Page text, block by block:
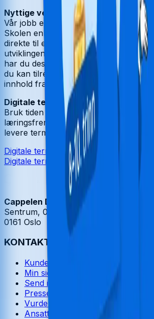
Nyttige verktøy som er enkle å bruke
Vår jobb er å gjøre din jobb enklere.
Skolen enkelt planlegge undervisning,
direkte til elevene, og følge arbeidet
utviklingen deres i ditt eget
har du dessuten tilgang til alle fag i
du kan tilrettelegge undervisningen
innhold fra alt fra 1. til 10. trinn.
Digitale terminprøver i norsk og
Bruk tiden din på undervisning,
læringsfremmende aktiviteter, og la
levere terminprøvene!
Digitale terminprøver i norsk
Digitale terminprøver i engelsk
Cappelen Damm
| Postadresse:
Sentrum, 0055 Oslo | Besøksadresse:
0161 Oslo
KONTAKT OSS
Kundeservice
Min side
Send inn manus
Presse
Vurderingseksemplar
Ansatte